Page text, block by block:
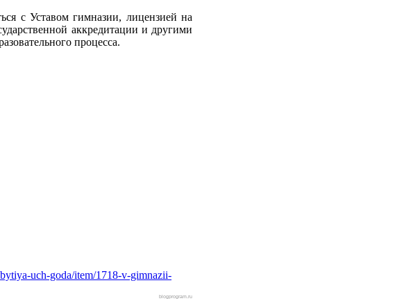
с Уставом гимназии, лицензией на
аккредитации и другими
процесса.
uch-goda/item/1718-v-gimnazii-
blogprogram.ru